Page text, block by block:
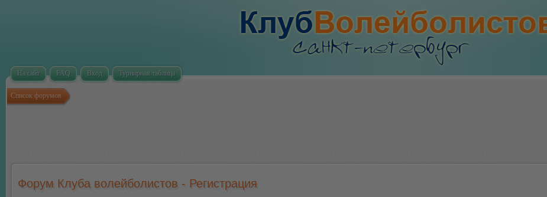
На сайт FAQ Вход Турнирная таблица
Список форумов
Форум Клуба волейболистов - Регистрация